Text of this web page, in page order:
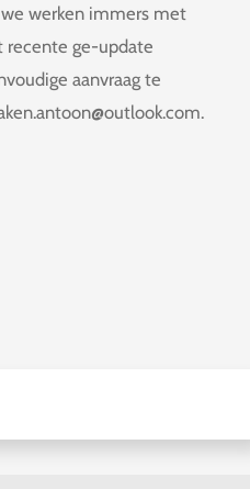
werken immers met
recente ge-update
aanvraag te